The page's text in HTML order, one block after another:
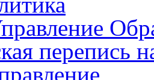
перепись